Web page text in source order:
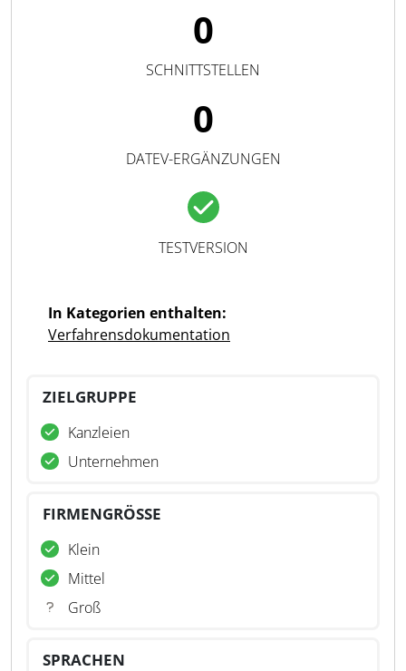
0
SCHNITTSTELLEN
0
DATEV-ERGÄNZUNGEN
TESTVERSION
In Kategorien enthalten:
Verfahrensdokumentation
ZIELGRUPPE
Kanzleien
Unternehmen
FIRMENGRÖSSE
Klein
Mittel
Groß
SPRACHEN